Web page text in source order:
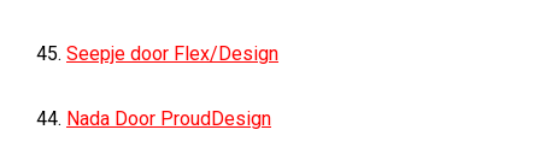
45. Seepje door Flex/Design
44. Nada Door ProudDesign